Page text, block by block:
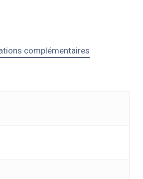
complémentaires